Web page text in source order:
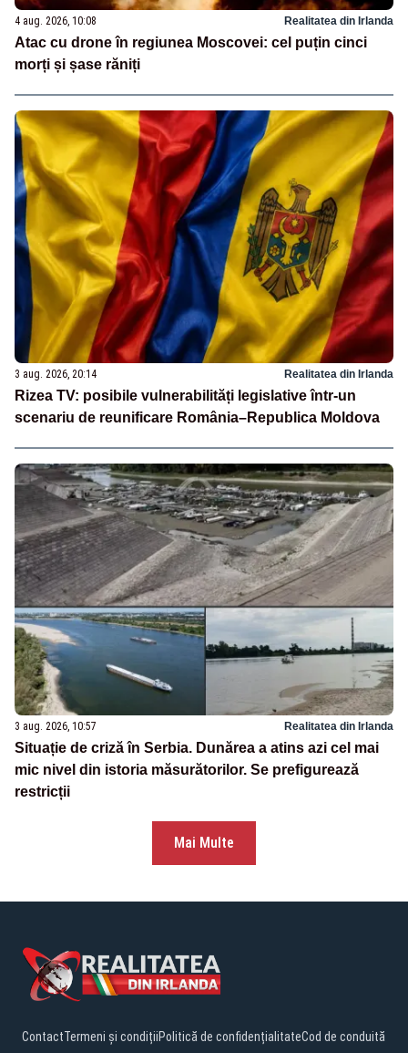
4 aug. 2026, 10:08 Realitatea din Irlanda
Atac cu drone în regiunea Moscovei: cel puțin cinci
morți și șase răniți
3 aug. 2026, 20:14 Realitatea din Irlanda
Rizea TV: posibile vulnerabilități legislative într-un
scenariu de reunificare România–Republica Moldova
3 aug. 2026, 10:57 Realitatea din Irlanda
Situație de criză în Serbia. Dunărea a atins azi cel mai
mic nivel din istoria măsurătorilor. Se prefigurează
restricții
Mai Multe
ContactTermeni și condițiiPolitică de confidențialitateCod de conduită